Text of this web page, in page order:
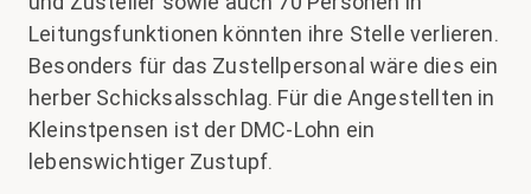
Leitungsfunktionen könnten ihre Stelle verlieren.
Besonders für das Zustellpersonal wäre dies ein
herber Schicksalsschlag. Für die Angestellten in
Kleinstpensen ist der DMC-Lohn ein
lebenswichtiger Zustupf.